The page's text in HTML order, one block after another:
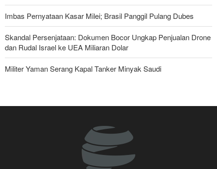
Imbas Pernyataan Kasar Milei; Brasil Panggil Pulang Dubes
Skandal Persenjataan: Dokumen Bocor Ungkap Penjualan Drone
dan Rudal Israel ke UEA Miliaran Dolar
Militer Yaman Serang Kapal Tanker Minyak Saudi
Brigjen Ebnolreza: Teknologi Iran Lebih Unggul daripada Sistem
Impor Mana Pun di Kawasan